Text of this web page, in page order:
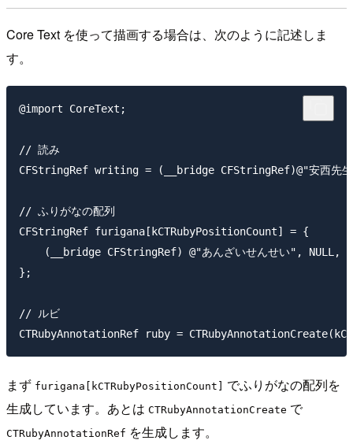
Core Text を使って描画する場合は、次のように記述しま
す。
@import CoreText;
// 読み
CFStringRef writing = (__bridge CFStringRef)@"安西先
// ふりがなの配列
CFStringRef furigana[kCTRubyPositionCount] = {
(__bridge CFStringRef) @"あんざいせんせい", NULL,
};
// ルビ
まず furigana[kCTRubyPositionCount]
でふりがなの配列を
生成しています。あとは CTRubyAnnotationCreate で
CTRubyAnnotationRef を生成します。